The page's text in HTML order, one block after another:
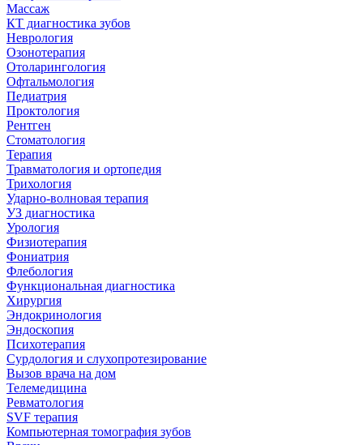
Массаж
КТ диагностика зубов
Неврология
Озонотерапия
Отоларингология
Офтальмология
Педиатрия
Проктология
Рентген
Стоматология
Терапия
Травматология и ортопедия
Трихология
Ударно-волновая терапия
УЗ диагностика
Урология
Физиотерапия
Фониатрия
Флебология
Функциональная диагностика
Хирургия
Эндокринология
Эндоскопия
Психотерапия
Сурдология и слухопротезирование
Вызов врача на дом
Телемедицина
Ревматология
SVF терапия
Компьютерная томография зубов